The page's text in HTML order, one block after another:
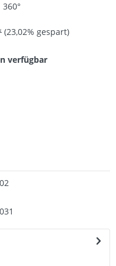
360°
(23,02% gespart)
verfügbar